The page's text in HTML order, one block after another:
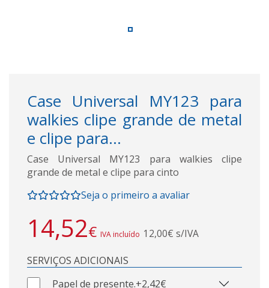
Case Universal MY123 para
walkies clipe grande de metal
e clipe para...
Case Universal MY123 para walkies clipe
grande de metal e clipe para cinto
Seja o primeiro a avaliar
14,52€ IVA incluído 12,00€ s/IVA
SERVIÇOS ADICIONAIS
Papel de presente.+2,42€